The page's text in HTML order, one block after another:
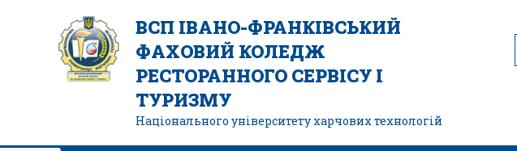
ВСП ІВАНО-ФРАНКІВСЬКИЙ
ФАХОВИЙ КОЛЕДЖ
РЕСТОРАННОГО СЕРВІСУ І
ТУРИЗМУ
Національного університету харчових технологій